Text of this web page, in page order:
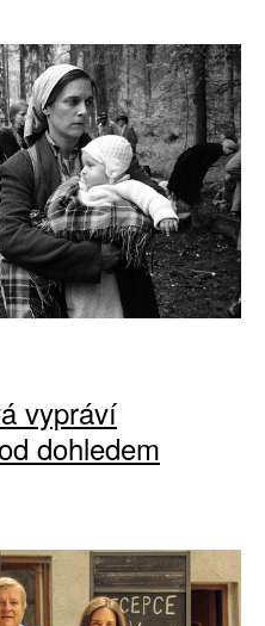
vypráví
dohledem